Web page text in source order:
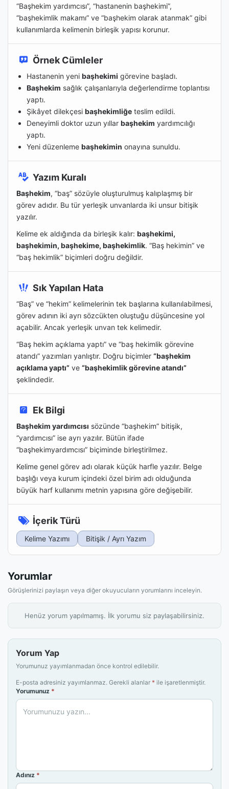
“Başhekim yardımcısı”, “hastanenin başhekimi”,
“başhekimlik makamı” ve “başhekim olarak atanmak” gibi
kullanımlarda kelimenin birleşik yapısı korunur.
Örnek Cümleler
Hastanenin yeni başhekimi görevine başladı.
Başhekim sağlık çalışanlarıyla değerlendirme toplantısı
yaptı.
Şikâyet dilekçesi başhekimliğe teslim edildi.
Deneyimli doktor uzun yıllar başhekim yardımcılığı
yaptı.
Yeni düzenleme başhekimin onayına sunuldu.
Yazım Kuralı
Başhekim, “baş” sözüyle oluşturulmuş kalıplaşmış bir
görev adıdır. Bu tür yerleşik unvanlarda iki unsur bitişik
yazılır.
Kelime ek aldığında da birleşik kalır: başhekimi,
başhekimin, başhekime, başhekimlik. “Baş hekimin” ve
“baş hekimlik” biçimleri doğru değildir.
Sık Yapılan Hata
“Baş” ve “hekim” kelimelerinin tek başlarına kullanılabilmesi,
görev adının iki ayrı sözcükten oluştuğu düşüncesine yol
açabilir. Ancak yerleşik unvan tek kelimedir.
“Baş hekim açıklama yaptı” ve “baş hekimlik görevine
atandı” yazımları yanlıştır. Doğru biçimler “başhekim
açıklama yaptı” ve “başhekimlik görevine atandı”
şeklindedir.
Ek Bilgi
Başhekim yardımcısı sözünde “başhekim” bitişik,
“yardımcısı” ise ayrı yazılır. Bütün ifade
“başhekimyardımcısı” biçiminde birleştirilmez.
Kelime genel görev adı olarak küçük harfle yazılır. Belge
başlığı veya kurum içindeki özel birim adı olduğunda
büyük harf kullanımı metnin yapısına göre değişebilir.
İçerik Türü
Kelime Yazımı Bitişik / Ayrı Yazım
Yorumlar
Görüşlerinizi paylaşın veya diğer okuyucuların yorumlarını inceleyin.
Henüz yorum yapılmamış. İlk yorumu siz paylaşabilirsiniz.
Yorum Yap
Yorumunuz yayımlanmadan önce kontrol edilebilir.
E-posta adresiniz yayımlanmaz. Gerekli alanlar * ile işaretlenmiştir.
Yorumunuz *
Adınız *